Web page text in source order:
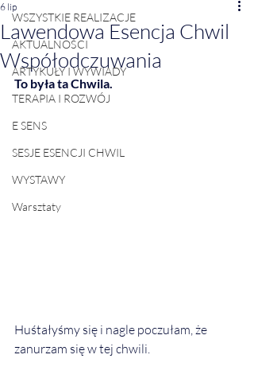
WSZYSTKIE REALIZACJE
AKTUALNOŚCI
ARTYKUŁY I WYWIADY
TERAPIA I ROZWÓJ
E SENS
SESJE ESENCJI CHWIL
WYSTAWY
Warsztaty
Lawendowa Esencja Chwil
Współodczuwania
6 lip
To była ta Chwila.
Huśtałyśmy się i nagle poczułam, że
zanurzam się w tej chwili.